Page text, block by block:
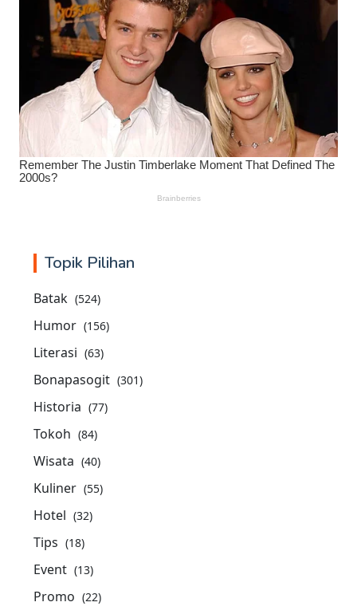
Topik Pilihan
Batak (524)
Humor (156)
Literasi (63)
Bonapasogit (301)
Historia (77)
Tokoh (84)
Wisata (40)
Kuliner (55)
Hotel (32)
Tips (18)
Event (13)
Promo (22)